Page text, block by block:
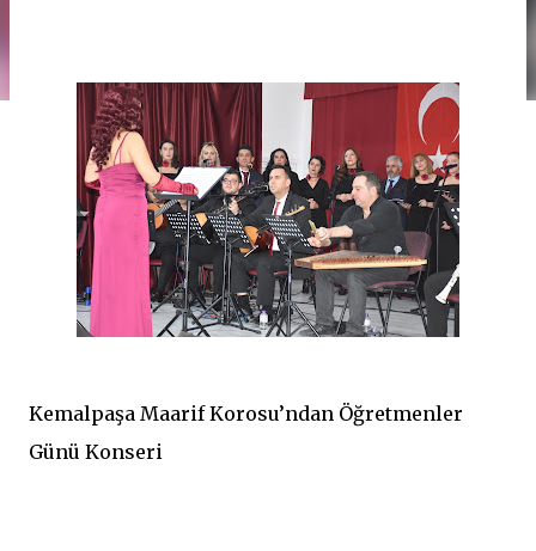
Kemalpaşa Maarif Korosu’ndan Öğretmenler
Günü Konseri